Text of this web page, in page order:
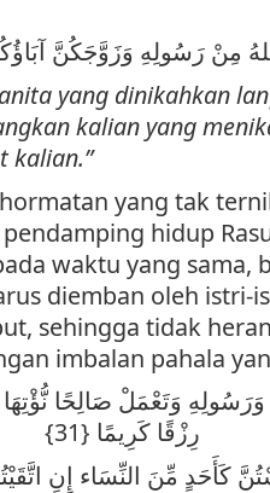
مِنْ رَسُولِهِ وَزَوَّجَكُنَّ
yang dinikahkan
kalian yang
kalian.”
yang tak
hidup
waktu yang sama,
diemban oleh istri-
sehingga tidak
imbalan pahala
وَتَعْمَلْ صَالِحًا نُّؤْتِهَا
رِزْقًا كَرِيمًا {31}
كَأَحَدٍ مِّنَ النِّسَاء إِنِ اتَّقَيْتُنَّ]